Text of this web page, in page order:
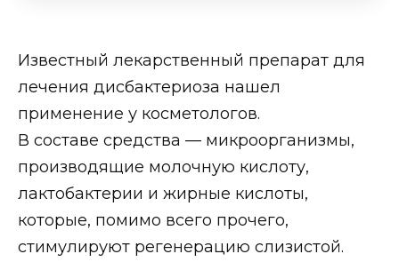
Известный лекарственный препарат для
лечения дисбактериоза нашел
применение у косметологов.
В составе средства — микроорганизмы,
производящие молочную кислоту,
лактобактерии и жирные кислоты,
которые, помимо всего прочего,
стимулируют регенерацию слизистой.